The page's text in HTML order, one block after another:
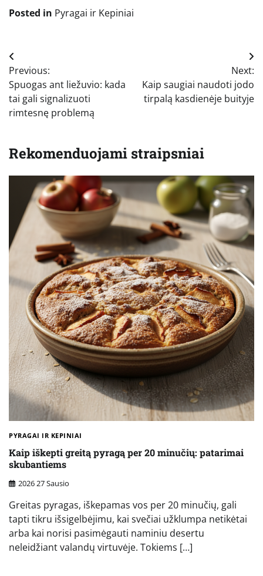
Posted in Pyragai ir Kepiniai
Navigacija
tarp
įrašų
Previous:
Spuogas ant liežuvio: kada
tai gali signalizuoti
rimtesnę problemą
Next:
Kaip saugiai naudoti jodo
tirpalą kasdienėje buityje
Rekomenduojami straipsniai
PYRAGAI IR KEPINIAI
Kaip iškepti greitą pyragą per 20 minučių: patarimai
skubantiems
2026 27 Sausio
Greitas pyragas, iškepamas vos per 20 minučių, gali
tapti tikru išsigelbėjimu, kai svečiai užklumpa netikėtai
arba kai norisi pasimėgauti naminiu desertu
neleidžiant valandų virtuvėje. Tokiems […]